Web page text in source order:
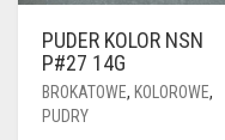
PUDER KOLOR NSN
P#27 14G
BROKATOWE, KOLOROWE,
PUDRY